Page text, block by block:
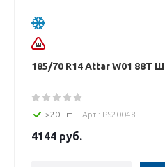
185/70 R14 Attar W01 88T Ш
>20 шт. Арт : PS20048
4144 руб.